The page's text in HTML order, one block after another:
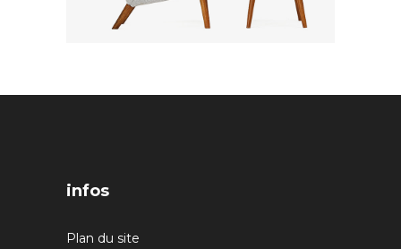
infos
Plan du site